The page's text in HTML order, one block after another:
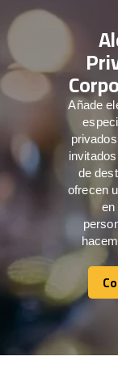
Añade
de
ofrecen
en